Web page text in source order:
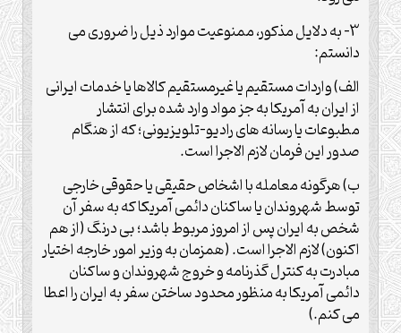
3- به دلایل مذکور، ممنوعیت موارد ذیل را ضروری می
دانستم:
الف) واردات مستقیم یا غیرمستقیم کالاها یا خدمات ایرانی
از ایران به آمریکا به جز مواد وارد شده برای انتشار
مطبوعات یا رسانه های رادیو-تلویزیونی؛ که از هنگام
صدور این فرمان لازم الاجرا است.
ب) هرگونه معامله با اشخاص حقیقی یا حقوقی خارجی
توسط شهروندان یا ساکنان دائمی آمریکا که به سفر آن
شخص به ایران پس از امروز مربوط باشد؛ بی درنگ (از هم
اکنون) لازم الاجرا است. (همزمان به وزیر امور خارجه اختیار
مبادرت به کنترل گذرنامه و خروج شهروندان و ساکنان
دائمی آمریکا به منظور محدود ساختن سفر به ایران را اعطا
می کنم.)